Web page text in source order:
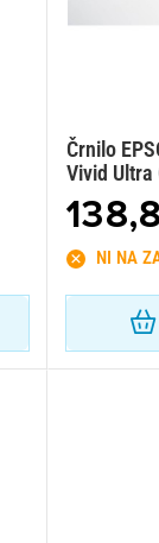
Črnilo
Vivid Ultra
NI NA